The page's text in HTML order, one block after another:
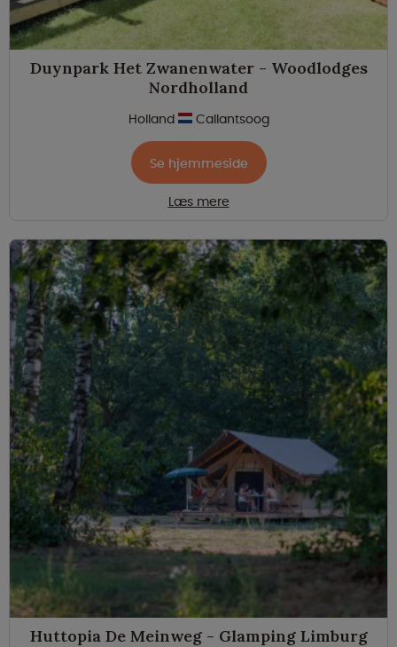
Duynpark Het Zwanenwater - Woodlodges
Nordholland
Holland Callantsoog
Se hjemmeside
Læs mere
Huttopia De Meinweg - Glamping Limburg